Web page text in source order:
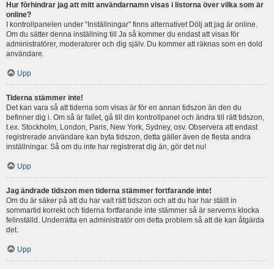
Hur förhindrar jag att mitt användarnamn visas i listorna över vilka som är
online?
I kontrollpanelen under “Inställningar” finns alternativet Dölj att jag är online.
Om du sätter denna inställning till Ja så kommer du endast att visas för
administratörer, moderatorer och dig själv. Du kommer att räknas som en dold
användare.
Upp
Tiderna stämmer inte!
Det kan vara så att tiderna som visas är för en annan tidszon än den du
befinner dig i. Om så är fallet, gå till din kontrollpanel och ändra till rätt tidszon,
t.ex. Stockholm, London, Paris, New York, Sydney, osv. Observera att endast
registrerade användare kan byta tidszon, detta gäller även de flesta andra
inställningar. Så om du inte har registrerat dig än, gör det nu!
Upp
Jag ändrade tidszon men tiderna stämmer fortfarande inte!
Om du är säker på att du har valt rätt tidszon och att du har har ställt in
sommartid korrekt och tiderna fortfarande inte stämmer så är serverns klocka
felinställd. Underrätta en administratör om detta problem så att de kan åtgärda
det.
Upp